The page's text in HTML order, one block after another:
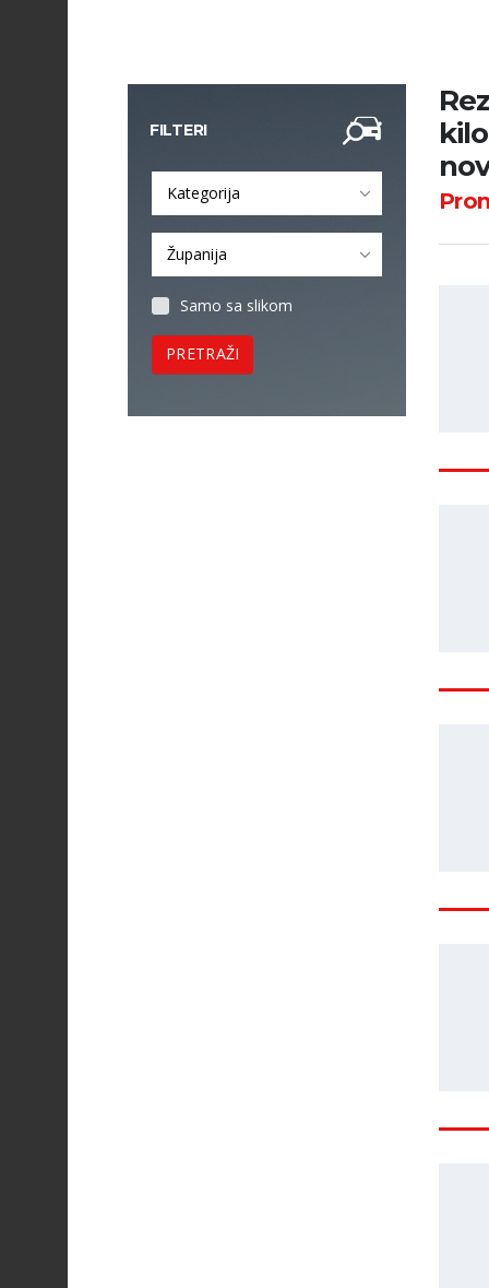
FILTERI
Kategorija
Županija
Samo sa slikom
PRETRAŽI